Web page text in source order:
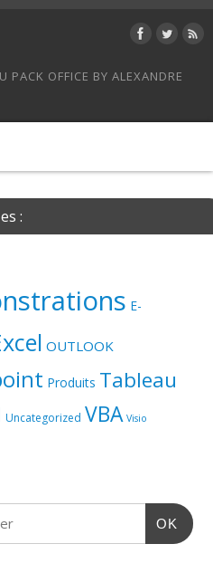
PACK OFFICE BY ALEXANDRE
:
E-
OUTLOOK
Produits Tableau
Uncategorized VBA Visio
OK